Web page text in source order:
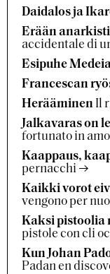
Daidalos ja
Erään
accidentale di
Esipuhe
Francescan
Herääminen Il
Jalkavaras on
fortunato in
Kaappaus,
pernacchi
Kaikki vorot
vengono per
Kaksi pistoolia
pistole con cli
Kun Johan
Padan en